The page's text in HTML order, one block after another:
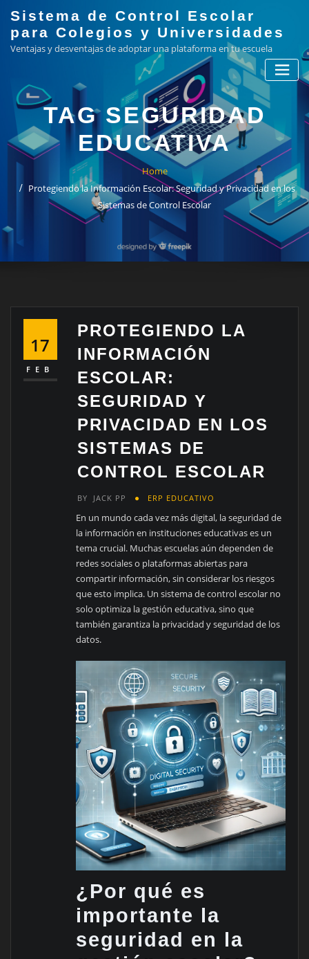
content
Sistema de Control Escolar
para Colegios y Universidades
Ventajas y desventajas de adoptar una plataforma en tu escuela
TAG SEGURIDAD
EDUCATIVA
Home
Protegiendo la Información Escolar: Seguridad y Privacidad en los
Sistemas de Control Escolar
17
FEB
PROTEGIENDO LA
INFORMACIÓN
ESCOLAR:
SEGURIDAD Y
PRIVACIDAD EN LOS
SISTEMAS DE
CONTROL ESCOLAR
BY JACK PP ERP EDUCATIVO
En un mundo cada vez más digital, la seguridad de
la información en instituciones educativas es un
tema crucial. Muchas escuelas aún dependen de
redes sociales o plataformas abiertas para
compartir información, sin considerar los riesgos
que esto implica. Un sistema de control escolar no
solo optimiza la gestión educativa, sino que
también garantiza la privacidad y seguridad de los
datos.
¿Por qué es
importante la
seguridad en la